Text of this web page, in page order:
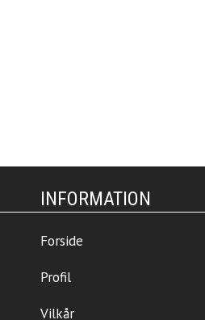
INFORMATION
Forside
Profil
Vilkår